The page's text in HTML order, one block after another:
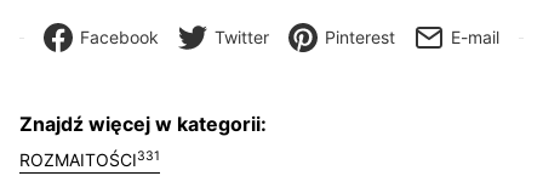
Facebook Twitter Pinterest E-mail
Znajdź więcej w kategorii:
ROZMAITOŚCI331